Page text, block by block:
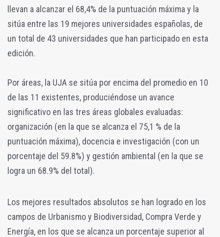
llevan a alcanzar el 68,4% de la puntuación máxima y la
sitúa entre las 19 mejores universidades españolas, de
un total de 43 universidades que han participado en esta
edición.
Por áreas, la UJA se sitúa por encima del promedio en 10
de las 11 existentes, produciéndose un avance
significativo en las tres áreas globales evaluadas:
organización (en la que se alcanza el 75,1 % de la
puntuación máxima), docencia e investigación (con un
porcentaje del 59.8%) y gestión ambiental (en la que se
logra un 68.9% del total).
Los mejores resultados absolutos se han logrado en los
campos de Urbanismo y Biodiversidad, Compra Verde y
Energía, en los que se alcanza un porcentaje superior al